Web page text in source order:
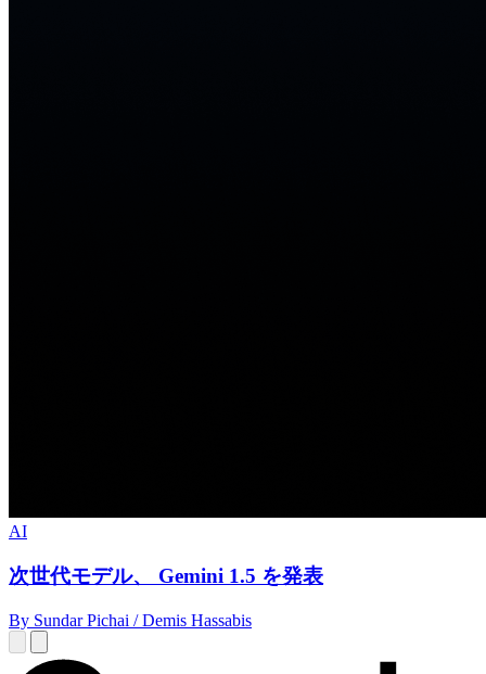
AI
次世代モデル、 Gemini 1.5 を発表
By Sundar Pichai / Demis Hassabis